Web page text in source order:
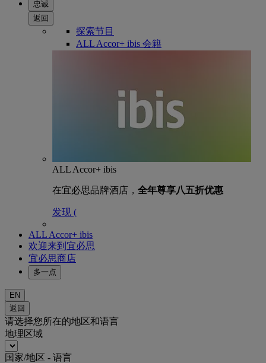
忠诚
返回
探索节目
ALL Accor+ ibis 会籍
ALL Accor+ ibis
在宜必思品牌酒店， 全年尊享八五折优惠
发现 (
ALL Accor+ ibis
欢迎来到宜必思
宜必思商店
多一点
EN
返回
请选择您所在的地区和语言
地理区域
国家/地区 - 语言